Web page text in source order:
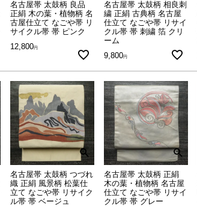
名古屋帯 太鼓柄 良品
正絹 木の葉・植物柄 名
古屋仕立て なごや帯 リ
サイクル帯 帯 ピンク
12,800
名古屋帯 太鼓柄 相良刺
繍 正絹 古典柄 名古屋
仕立て なごや帯 リサイ
クル帯 帯 刺繍 箔 クリ
ーム
9,800
名古屋帯 太鼓柄 つづれ
織 正絹 風景柄 松葉仕
立て なごや帯 リサイク
ル帯 帯 ベージュ
名古屋帯 太鼓柄 正絹
木の葉・植物柄 名古屋
仕立て なごや帯 リサイ
クル帯 帯 グレー